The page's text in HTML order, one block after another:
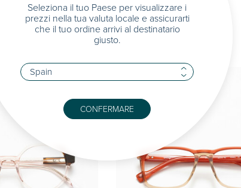
Seleziona il tuo Paese per visualizzare i
prezzi nella tua valuta locale e assicurarti
che il tuo ordine arrivi al destinatario
giusto.
CONFERMARE